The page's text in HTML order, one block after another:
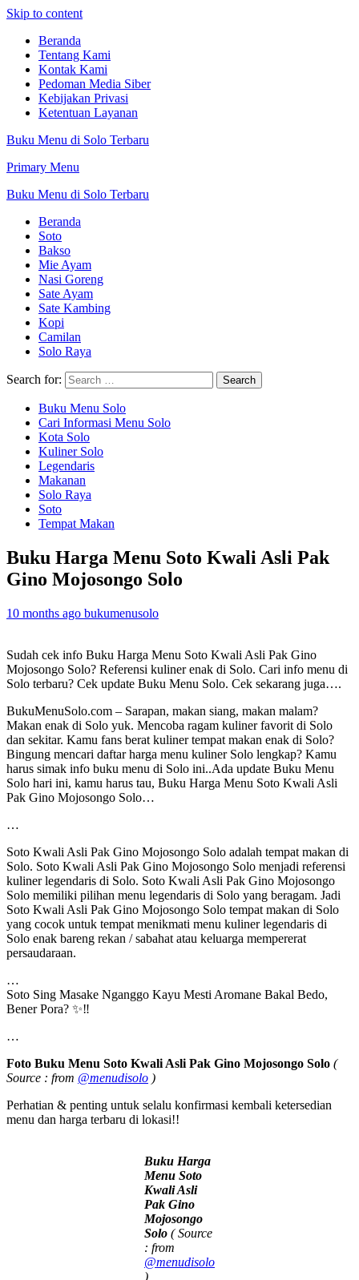
Skip to content
Beranda
Tentang Kami
Kontak Kami
Pedoman Media Siber
Kebijakan Privasi
Ketentuan Layanan
Buku Menu di Solo Terbaru
Primary Menu
Buku Menu di Solo Terbaru
Beranda
Soto
Bakso
Mie Ayam
Nasi Goreng
Sate Ayam
Sate Kambing
Kopi
Camilan
Solo Raya
Search for:
Buku Menu Solo
Cari Informasi Menu Solo
Kota Solo
Kuliner Solo
Legendaris
Makanan
Solo Raya
Soto
Tempat Makan
Buku Harga Menu Soto Kwali Asli Pak
Gino Mojosongo Solo
10 months ago bukumenusolo
Sudah cek info Buku Harga Menu Soto Kwali Asli Pak Gino
Mojosongo Solo? Referensi kuliner enak di Solo. Cari info menu di
Solo terbaru? Cek update Buku Menu Solo. Cek sekarang juga….
BukuMenuSolo.com – Sarapan, makan siang, makan malam?
Makan enak di Solo yuk. Mencoba ragam kuliner favorit di Solo
dan sekitar. Kamu fans berat kuliner tempat makan enak di Solo?
Bingung mencari daftar harga menu kuliner Solo lengkap? Kamu
harus simak info buku menu di Solo ini..Ada update Buku Menu
Solo hari ini, kamu harus tau, Buku Harga Menu Soto Kwali Asli
Pak Gino Mojosongo Solo…
…
Soto Kwali Asli Pak Gino Mojosongo Solo adalah tempat makan di
Solo. Soto Kwali Asli Pak Gino Mojosongo Solo menjadi referensi
kuliner legendaris di Solo. Soto Kwali Asli Pak Gino Mojosongo
Solo memiliki pilihan menu legendaris di Solo yang beragam. Jadi
Soto Kwali Asli Pak Gino Mojosongo Solo tempat makan di Solo
yang cocok untuk tempat menikmati menu kuliner legendaris di
Solo enak bareng rekan / sabahat atau keluarga mempererat
persaudaraan.
…
Soto Sing Masake Nganggo Kayu Mesti Aromane Bakal Bedo,
Bener Pora? ✨‼️
…
Foto Buku Menu Soto Kwali Asli Pak Gino Mojosongo Solo (
Source : from @menudisolo )
Perhatian & penting untuk selalu konfirmasi kembali ketersedian
menu dan harga terbaru di lokasi!!
Buku Harga
Menu Soto
Kwali Asli
Pak Gino
Mojosongo
Solo ( Source
: from
@menudisolo
)